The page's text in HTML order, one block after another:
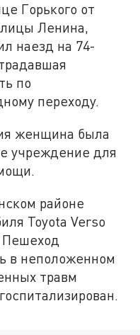
Горького от
Ленина,
наезд на 74-
по
переходу.
женщина была
учреждение для
районе
Toyota Verso
Пешеход
в неположенном
травм